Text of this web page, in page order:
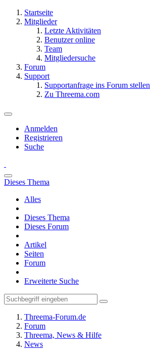
Startseite
Mitglieder
Letzte Aktivitäten
Benutzer online
Team
Mitgliedersuche
Forum
Support
Supportanfrage ins Forum stellen
Zu Threema.com
Anmelden
Registrieren
Suche
Dieses Thema
Alles
Dieses Thema
Dieses Forum
Artikel
Seiten
Forum
Erweiterte Suche
Threema-Forum.de
Forum
Threema, News & Hilfe
News